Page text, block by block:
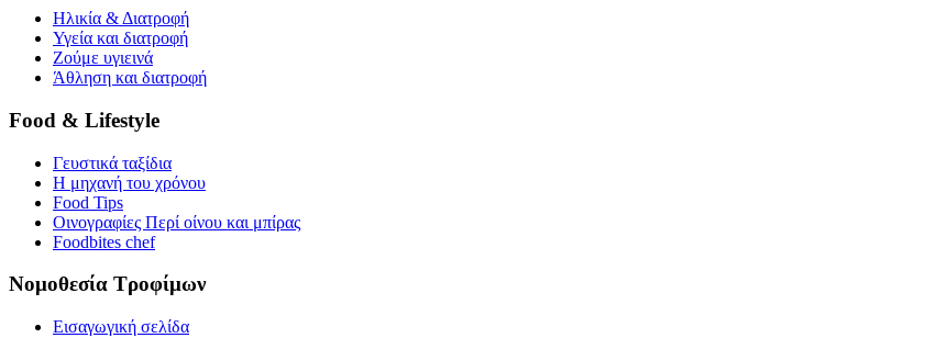
Ηλικία & Διατροφή
Υγεία και διατροφή
Ζούμε υγιεινά
Άθληση και διατροφή
Food & Lifestyle
Γευστικά ταξίδια
Η μηχανή του χρόνου
Food Tips
Οινογραφίες Περί οίνου και μπίρας
Foodbites chef
Νομοθεσία Τροφίμων
Εισαγωγική σελίδα